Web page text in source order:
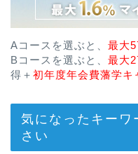
Aコースを選ぶと、 最大
Bコースを選ぶと、 最大
得＋ 初年度年会費藩学キ
気になったキーワ
さい